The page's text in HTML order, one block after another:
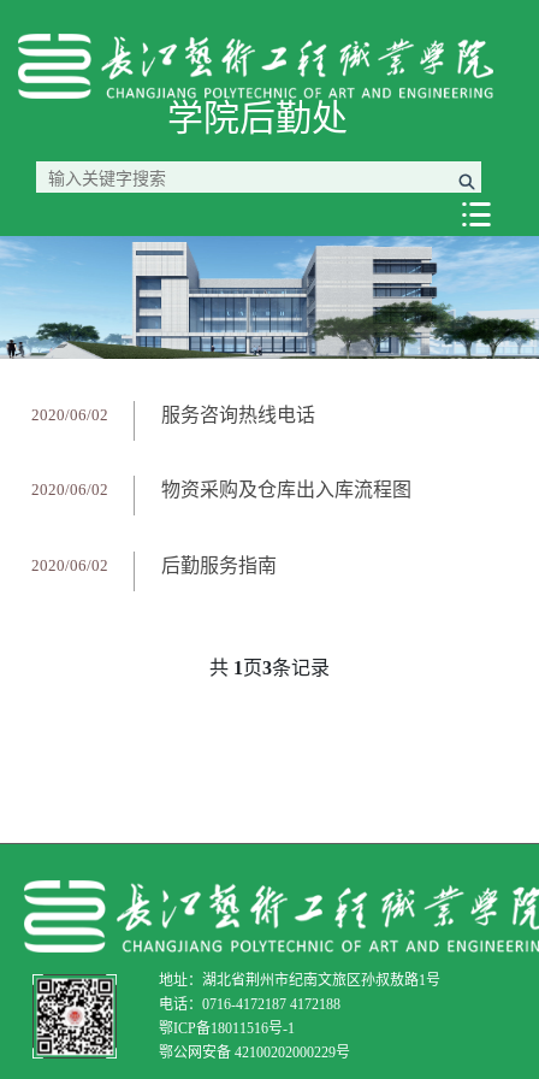
学院后勤处

2020/06/02 服务咨询热线电话
2020/06/02 物资采购及仓库出入库流程图
2020/06/02 后勤服务指南
共 1 页3条记录
地址：湖北省荆州市纪南文旅区孙叔敖路1号
电话：0716-4172187 4172188
鄂ICP备18011516号-1
鄂公网安备 42100202000229号